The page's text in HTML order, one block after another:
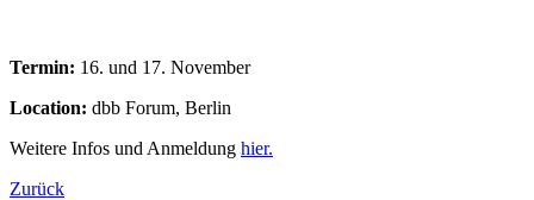
Termin: 16. und 17. November
Location: dbb Forum, Berlin
Weitere Infos und Anmeldung hier.
Zurück